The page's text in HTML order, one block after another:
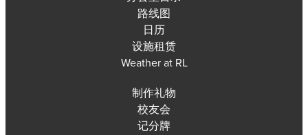
路线图
日历
设施租赁
Weather at RL
制作礼物
校友会
记分牌